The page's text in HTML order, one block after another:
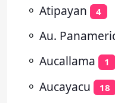
⚬ Atipayan 4
⚬ Au.
⚬ Aucallama 1
⚬ Aucayacu 18